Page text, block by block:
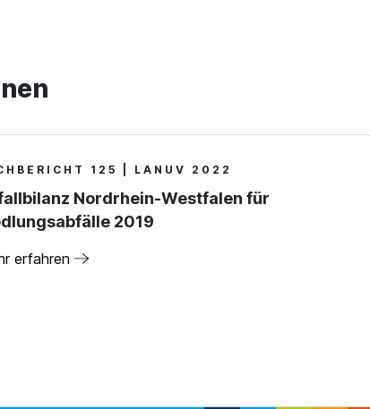
125 | LANUV 2022
Nordrhein-Westfalen für
2019
erfahren